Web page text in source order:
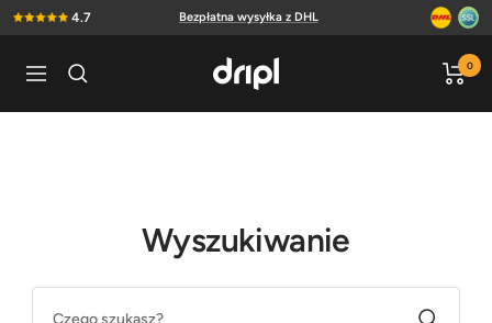
Bezpośrednio
do
treści
4.7 Bezpłatna wysyłka z DHL
Nawigacja
Dripl
Home
0
Wyszukiwanie